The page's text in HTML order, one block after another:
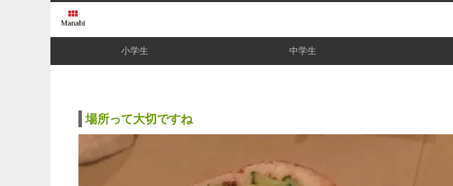
小学生 中学生
場所って大切ですね